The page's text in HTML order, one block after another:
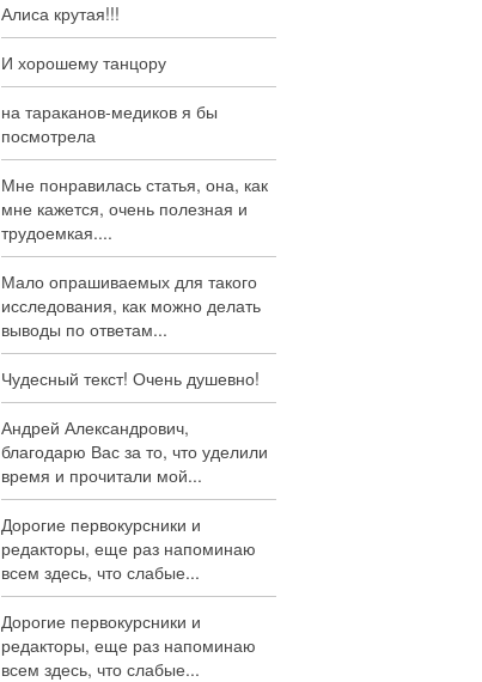
Алиса крутая!!!
И хорошему танцору
на тараканов-медиков я бы
посмотрела
Мне понравилась статья, она, как
мне кажется, очень полезная и
трудоемкая....
Мало опрашиваемых для такого
исследования, как можно делать
выводы по ответам...
Чудесный текст! Очень душевно!
Андрей Александрович,
благодарю Вас за то, что уделили
время и прочитали мой...
Дорогие первокурсники и
редакторы, еще раз напоминаю
всем здесь, что слабые...
Дорогие первокурсники и
редакторы, еще раз напоминаю
всем здесь, что слабые...